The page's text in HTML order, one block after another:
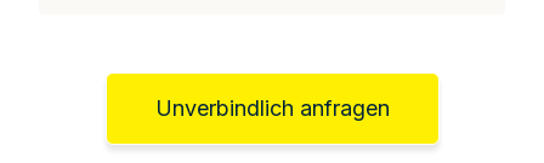
Unverbindlich anfragen